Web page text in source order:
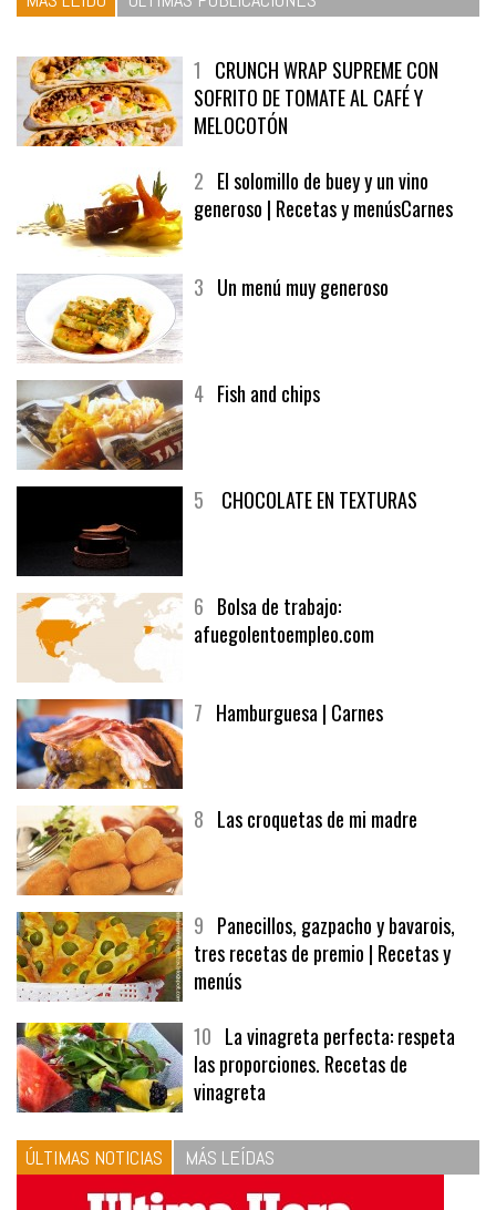
1 CRUNCH WRAP SUPREME CON
SOFRITO DE TOMATE AL CAFÉ Y
MELOCOTÓN
2 El solomillo de buey y un vino
generoso | Recetas y menúsCarnes
3 Un menú muy generoso
4 Fish and chips
5 CHOCOLATE EN TEXTURAS
6 Bolsa de trabajo:
afuegolentoempleo.com
7 Hamburguesa | Carnes
8 Las croquetas de mi madre
9 Panecillos, gazpacho y bavarois,
tres recetas de premio | Recetas y
menús
10 La vinagreta perfecta: respeta
las proporciones. Recetas de
vinagreta
ÚLTIMAS NOTICIAS MÁS LEÍDAS